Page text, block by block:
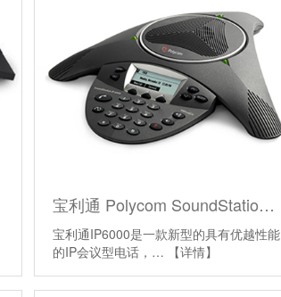
宝利通 Polycom SoundStation IP6000
宝利通IP6000是一款新型的具有优越性能
的IP会议型电话，…
【详情】